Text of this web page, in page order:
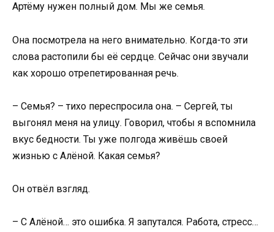
Артёму нужен полный дом. Мы же семья.
Она посмотрела на него внимательно. Когда-то эти
слова растопили бы её сердце. Сейчас они звучали
как хорошо отрепетированная речь.
– Семья? – тихо переспросила она. – Сергей, ты
выгонял меня на улицу. Говорил, чтобы я вспомнила
вкус бедности. Ты уже полгода живёшь своей
жизнью с Алёной. Какая семья?
Он отвёл взгляд.
– С Алёной… это ошибка. Я запутался. Работа, стресс…